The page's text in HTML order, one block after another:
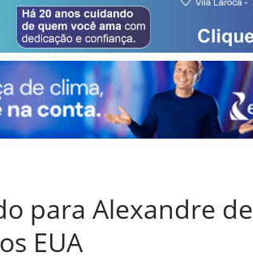
para Alexandre de
EUA